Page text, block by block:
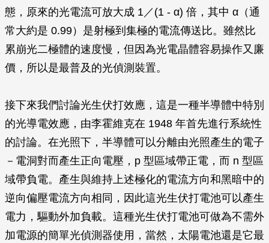
態，原來的光電流可放大成 1／(1 - α) 倍，其中 α （通
常大約是 0.99）是射極到集極的電流傳送比。雖然比
累崩光二極體的速度慢，但因為光電晶體容易操作又廉
價，所以是最普及的光偵測裝置。
接下來我們討論光生伏打效應，這是一種半導體中特別
的光導電效應，由李霍維克在 1948 年首先進行系統性
的討論。在光照下，半導體可以分離由光照產生的電子
－電洞對而產生正向電壓，p 型區域帶正電，而 n 型區
域帶負電。產生與維持上述極化的電流方向和黑暗中的
逆向偏壓電流方向相同，因此這光生伏打電池可以產生
電力，驅動外加負載。這種光生伏打電池可做為不需外
加電源的簡單光偵測器使用，當然，太陽電池還是它最